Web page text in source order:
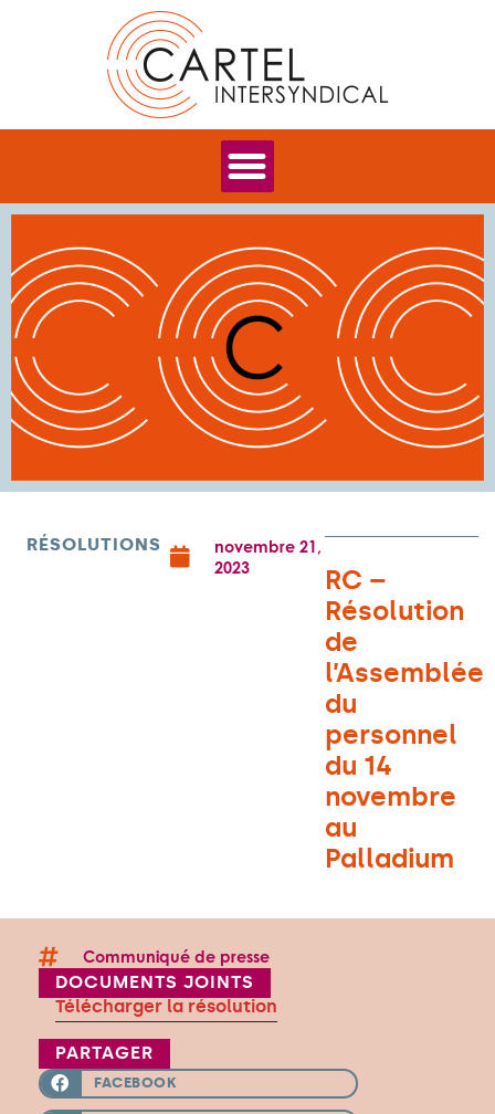
RÉSOLUTIONS
novembre 21,
2023
RC –
Résolution
de
l’Assemblée
du
personnel
du 14
novembre
au
Palladium
Communiqué de presse
DOCUMENTS JOINTS
Télécharger la résolution
PARTAGER
FACEBOOK